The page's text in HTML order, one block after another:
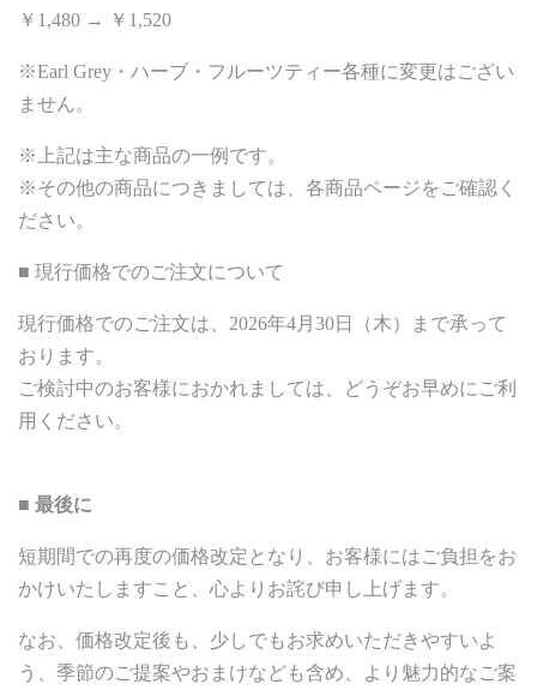
￥1,480 → ￥1,520
※Earl Grey・ハーブ・フルーツティー各種に変更はござい
ません。
※上記は主な商品の一例です。
※その他の商品につきましては、各商品ページをご確認く
ださい。
■ 現行価格でのご注文について
現行価格でのご注文は、2026年4月30日（木）まで承って
おります。
ご検討中のお客様におかれましては、どうぞお早めにご利
用ください。
■ 最後に
短期間での再度の価格改定となり、お客様にはご負担をお
かけいたしますこと、心よりお詫び申し上げます。
なお、価格改定後も、少しでもお求めいただきやすいよ
う、季節のご提案やおまけなども含め、より魅力的なご案